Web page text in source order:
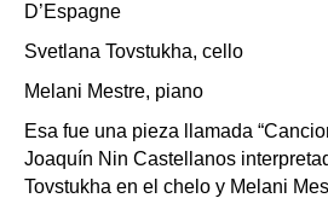
D’Espagne
Svetlana Tovstukha, cello
Melani Mestre, piano
Esa fue una pieza llamada
Joaquín Nin Castellanos
Tovstukha en el chelo y Melani